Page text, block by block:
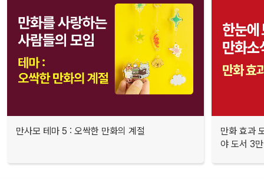
만사모 테마 5 : 오싹한 만화의 계절
만화 효과
야 도서 3